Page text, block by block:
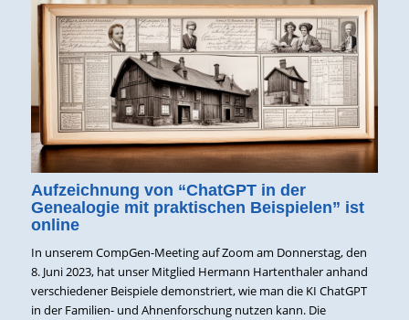
Aufzeichnung von “ChatGPT in der
Genealogie mit praktischen Beispielen” ist
online
In unserem CompGen-Meeting auf Zoom am Donnerstag, den
8. Juni 2023, hat unser Mitglied Hermann Hartenthaler anhand
verschiedener Beispiele demonstriert, wie man die KI ChatGPT
in der Familien- und Ahnenforschung nutzen kann. Die